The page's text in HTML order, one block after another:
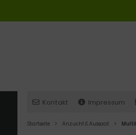
Kontakt Impressum
Startseite Anzucht & Aussaat